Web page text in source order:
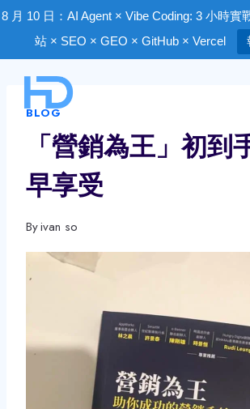
8 月 10 日：AI Agent × Vibe Coding: 3 小時實
站 × SEO × GEO × GitHub × Vercel
content
BLOG
「營銷為王」初到
早享受
Byivan so